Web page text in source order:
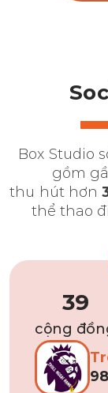
Box Studio
gồm
thu hút hơn
thể thao
39
cộng